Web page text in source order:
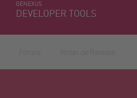
GENEXUS
DEVELOPER TOOLS